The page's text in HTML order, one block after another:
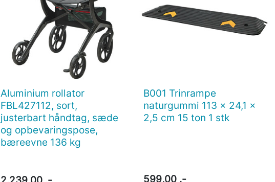
 Vis her
Aluminium rollator
FBL427112, sort,
justerbart håndtag, sæde
og opbevaringspose,
bæreevne 136 kg
 Vis her
B001 Trinrampe
naturgummi 113 x 24,1 x
2,5 cm 15 ton 1 stk
599,00 .-